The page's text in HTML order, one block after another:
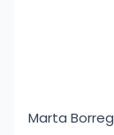
Marta